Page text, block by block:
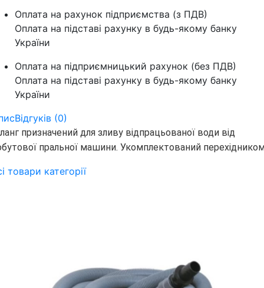
Оплата на рахунок підприємства (з ПДВ)
Оплата на підставі рахунку в будь-якому банку
України
Оплата на підприємницький рахунок (без ПДВ)
Оплата на підставі рахунку в будь-якому банку
України
Відгуків (0)
призначений для зливу відпрацьованої води від
пральної машини. Укомплектований
товари категорії